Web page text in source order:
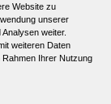
Website zu
unserer
weiter.
weiteren Daten
Rahmen Ihrer Nutzung